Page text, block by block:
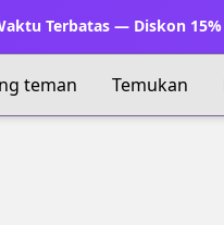
Terbatas — Diskon 15%
teman Temukan